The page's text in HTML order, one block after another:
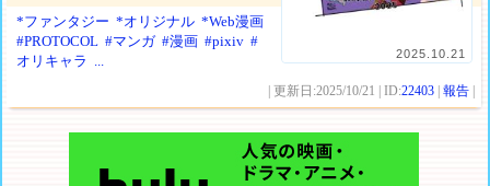
2025.10.21
*ファンタジー *オリジナル *Web漫画
#PROTOCOL #マンガ #漫画 #pixiv #
オリキャラ ...
| 更新日:2025/10/21 | ID:22403 |報告